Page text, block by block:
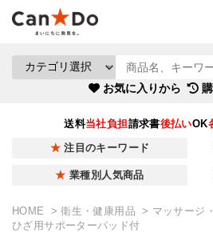
お気に入りから
送料当社負担請求書後払いOK
注目のキーワード
業種別人気商品
HOME 衛生・健康用品
マッサージ
ひざ用サポーターパッド付